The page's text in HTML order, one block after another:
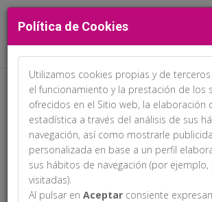
Política de Cookies
Utilizamos cookies propias y de
el funcionamiento y la prestación de los
ofrecidos en el Sitio web, la elaboración
estadística a través del análisis de sus
navegación, así como mostrarle
personalizada en base a un perfil
sus hábitos de navegación (por ejemplo,
visitadas).
Al pulsar en Aceptar consiente